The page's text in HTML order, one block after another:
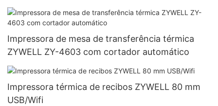
Impressora de mesa de transferência térmica
ZYWELL ZY-4603 com cortador automático
Impressora térmica de recibos ZYWELL 80 mm
USB/Wifi